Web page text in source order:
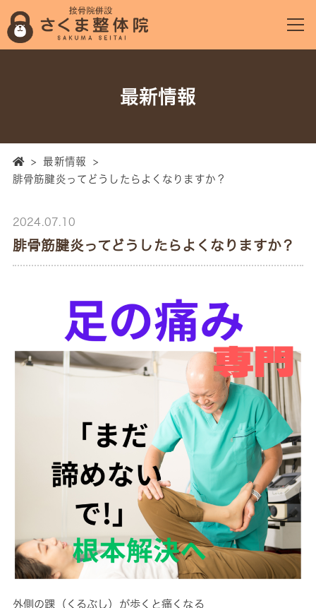
最新情報
> 最新情報
>
腓骨筋腱炎ってどうしたらよくなりますか？
2024.07.10
腓骨筋腱炎ってどうしたらよくなりますか？
外側の踝（くるぶし）が歩くと痛くなる